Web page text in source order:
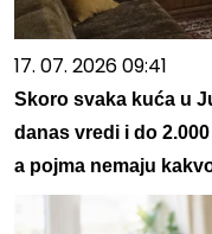
17. 07. 2026 09:41
Skoro svaka kuća u
danas vredi i do
a pojma nemaju